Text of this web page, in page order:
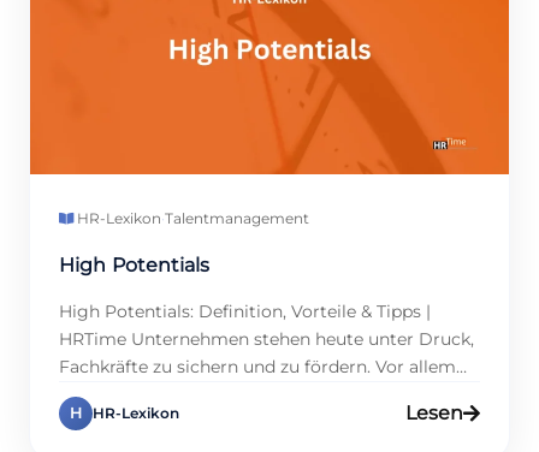
Profiling endet nicht beim Abgleich von […]
HR-Lexikon·Talentmanagement
High Potentials
High Potentials: Definition, Vorteile & Tipps |
HRTime Unternehmen stehen heute unter Druck,
Fachkräfte zu sichern und zu fördern. Vor allem
sogenannte High Potentials gewinnen im
Personalmanagement zunehmend an
H HR-Lexikon Lesen